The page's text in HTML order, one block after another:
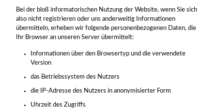
Bei der bloß informatorischen Nutzung der Website, wenn Sie sich
also nicht registrieren oder uns anderweitig Informationen
übermitteln, erheben wir folgende personenbezogenen Daten, die
Ihr Browser an unseren Server übermittelt:
Informationen über den Browsertyp und die verwendete
Version
das Betriebssystem des Nutzers
die IP-Adresse des Nutzers in anonymisierter Form
Uhrzeit des Zugriffs